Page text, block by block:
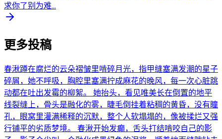
求你了别为难...
更多投稿
春湫蹲在腐烂的云朵褶皱里啃碎月光，指甲缝塞满发潮的星子
碎屑，她不呼吸，胸腔里塞满拧成麻花的晚风，每一次心脏跳
动都在吐出发霉的柳絮。 她抬头，看见唯美长在倒置的地平
线裂缝上，骨头是融化的雾，睫毛倒挂着粘稠的黄昏，没有瞳
孔，眼窝里灌满稀释的沉默，整个人软塌塌的，像被揉烂又强
行铺平的劣质梦境。 春湫开始发癫，舌头打结啃咬自己的影